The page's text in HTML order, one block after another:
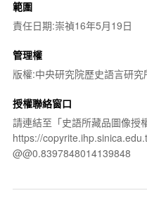
範圍
責任日期:崇禎16年5月19日
管理權
版權:中央研究院歷史語言研究
授權聯絡窗口
請連結至「史語所藏品圖像授
https://
@@0.8397848014139848